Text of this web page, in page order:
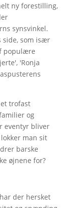
ny forestilling,
synsvinkel.
side, som især
populære
'Ronja
trofast
og
eventyr bliver
man sit
barske
øjnene for?
der hersket